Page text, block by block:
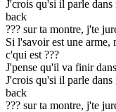
J'crois qu'si il parle dans
back
??? sur ta montre, j'te
Si l'savoir est une arme,
c'qui est ???
J'pense qu'il va finir
J'crois qu'si il parle dans
back
??? sur ta montre, j'te